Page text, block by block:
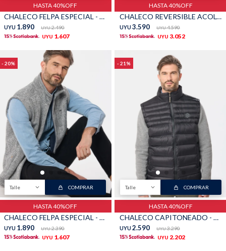
HASTA 40%OFF
CHALECO FELPA ESPECIAL - Beige
UYU 1.890 UYU 2.490
UYU 1.607
HASTA 40%OFF
CHALECO REVERSIBLE ACOLCHADO - Beige
UYU 3.590 UYU 4.590
UYU 3.052
20
Talle COMPRAR
HASTA 40%OFF
CHALECO FELPA ESPECIAL - Gris
UYU 1.890 UYU 2.390
UYU 1.607
21
Talle COMPRAR
HASTA 40%OFF
CHALECO CAPITONEADO - Negro
UYU 2.590 UYU 3.290
UYU 2.202